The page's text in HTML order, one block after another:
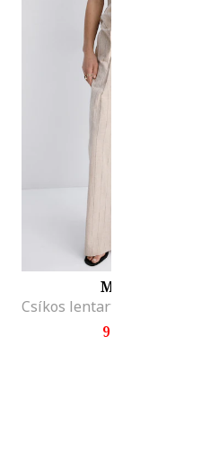
MANGO
9.595 Ft